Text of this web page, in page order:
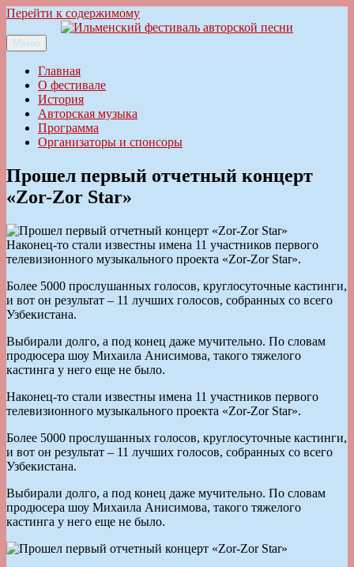
Перейти к содержимому
Ильменский фестиваль авторской песни
Меню
Главная
О фестивале
История
Авторская музыка
Программа
Организаторы и спонсоры
Прошел первый отчетный концерт
«Zor-Zor Star»
Наконец-то стали известны имена 11 участников первого
телевизионного музыкального проекта «Zor-Zor Star».
Более 5000 прослушанных голосов, круглосуточные кастинги,
и вот он результат – 11 лучших голосов, собранных со всего
Узбекистана.
Выбирали долго, а под конец даже мучительно. По словам
продюсера шоу Михаила Анисимова, такого тяжелого
кастинга у него еще не было.
Наконец-то стали известны имена 11 участников первого
телевизионного музыкального проекта «Zor-Zor Star».
Более 5000 прослушанных голосов, круглосуточные кастинги,
и вот он результат – 11 лучших голосов, собранных со всего
Узбекистана.
Выбирали долго, а под конец даже мучительно. По словам
продюсера шоу Михаила Анисимова, такого тяжелого
кастинга у него еще не было.